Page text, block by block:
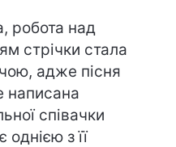
робота над
стрічки стала
адже пісня
написана
співачки
з її